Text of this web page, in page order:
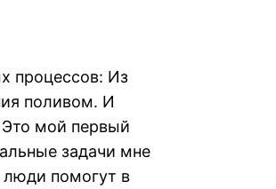
процессов: Из
поливом. И
мой первый
задачи мне
люди помогут в